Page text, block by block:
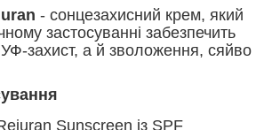
- сонцезахисний крем, який
застосуванні забезпечить
УФ-захист, а й зволоження, сяйво
Sunscreen із SPF